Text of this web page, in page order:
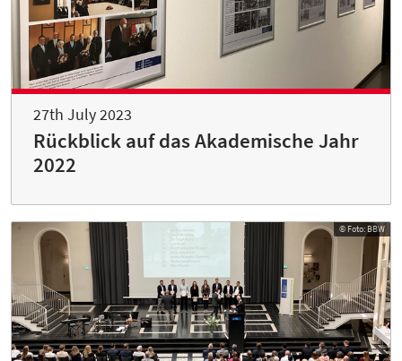
27th July 2023
Rückblick auf das Akademische Jahr
2022
© Foto: BBW